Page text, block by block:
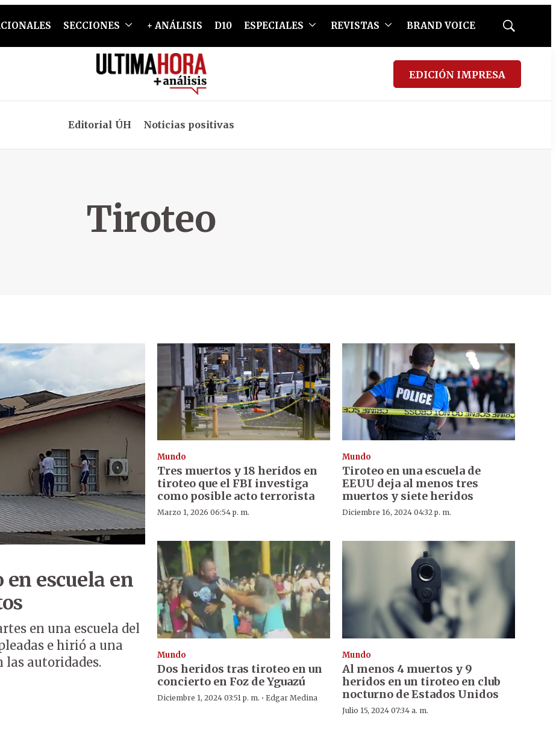
SECCIONES + ANÁLISIS D10 ESPECIALES REVISTAS BRAND VOICE
Mostrar
EDICIÓN IMPRESA
Editorial ÚH Noticias positivas
Tiroteo
escuela en
en una escuela del
e hirió a una
autoridades.
Mundo
Tres muertos y 18 heridos en
tiroteo que el FBI investiga
como posible acto terrorista
Marzo 1, 2026 06:54 p. m.
Mundo
Tiroteo en una escuela de
EEUU deja al menos tres
muertos y siete heridos
Diciembre 16, 2024 04:32 p. m.
Mundo
Dos heridos tras tiroteo en un
concierto en Foz de Yguazú
Diciembre 1, 2024 03:51 p. m. · Edgar Medina
Mundo
Al menos 4 muertos y 9
heridos en un tiroteo en club
nocturno de Estados Unidos
Julio 15, 2024 07:34 a. m.